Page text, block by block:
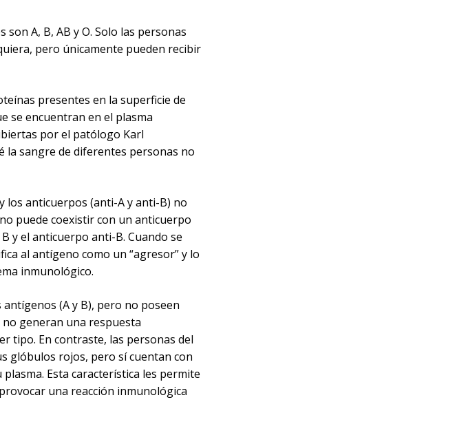
A, B, AB y O. Solo las personas
pero únicamente pueden recibir
presentes en la superficie de
se encuentran en el plasma
por el patólogo Karl
la sangre de diferentes personas no
los anticuerpos (anti-A y anti-B) no
puede coexistir con un anticuerpo
y el anticuerpo anti-B. Cuando se
al antígeno como un “agresor” y lo
inmunológico.
(A y B), pero no poseen
generan una respuesta
tipo. En contraste, las personas del
glóbulos rojos, pero sí cuentan con
Esta característica les permite
una reacción inmunológica